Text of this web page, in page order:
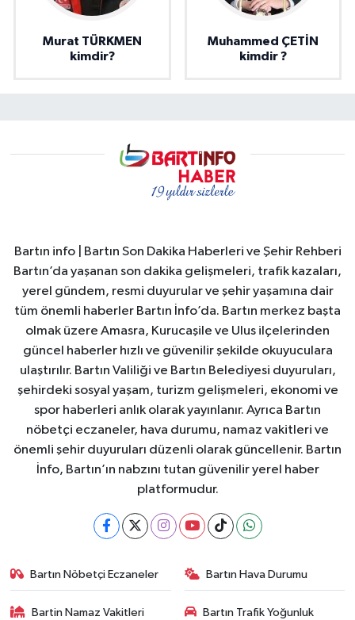
Murat TÜRKMEN
kimdir?
Muhammed ÇETİN
kimdir ?
Bartın info | Bartın Son Dakika Haberleri ve Şehir Rehberi
Bartın’da yaşanan son dakika gelişmeleri, trafik kazaları,
yerel gündem, resmi duyurular ve şehir yaşamına dair
tüm önemli haberler Bartın İnfo’da. Bartın merkez başta
olmak üzere Amasra, Kurucaşile ve Ulus ilçelerinden
güncel haberler hızlı ve güvenilir şekilde okuyuculara
ulaştırılır. Bartın Valiliği ve Bartın Belediyesi duyuruları,
şehirdeki sosyal yaşam, turizm gelişmeleri, ekonomi ve
spor haberleri anlık olarak yayınlanır. Ayrıca Bartın
nöbetçi eczaneler, hava durumu, namaz vakitleri ve
önemli şehir duyuruları düzenli olarak güncellenir. Bartın
İnfo, Bartın’ın nabzını tutan güvenilir yerel haber
platformudur.
Bartın Nöbetçi Eczaneler Bartın Hava Durumu
Bartin Namaz Vakitleri
Bartın Trafik Yoğunluk